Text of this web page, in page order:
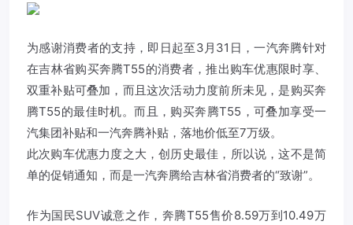
为感谢消费者的支持，即日起至3月31日，一汽奔腾针对
在吉林省购买奔腾T55的消费者，推出购车优惠限时享、
双重补贴可叠加，而且这次活动力度前所未见，是购买奔
腾T55的最佳时机。而且，购买奔腾T55，可叠加享受一
汽集团补贴和一汽奔腾补贴，落地价低至7万级。
此次购车优惠力度之大，创历史最佳，所以说，这不是简
单的促销通知，而是一汽奔腾给吉林省消费者的“致谢”。
作为国民SUV诚意之作，奔腾T55售价8.59万到10.49万